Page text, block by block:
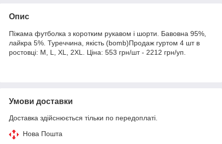
Опис
Піжама футболка з коротким рукавом і шорти. Бавовна 95%,
лайкра 5%. Туреччина, якість (bomb)Продаж гуртом 4 шт в
ростовці: M, L, XL, 2XL. Ціна: 553 грн/шт - 2212 грн/уп.
Умови доставки
Доставка здійснюється тільки по передоплаті.
Нова Пошта